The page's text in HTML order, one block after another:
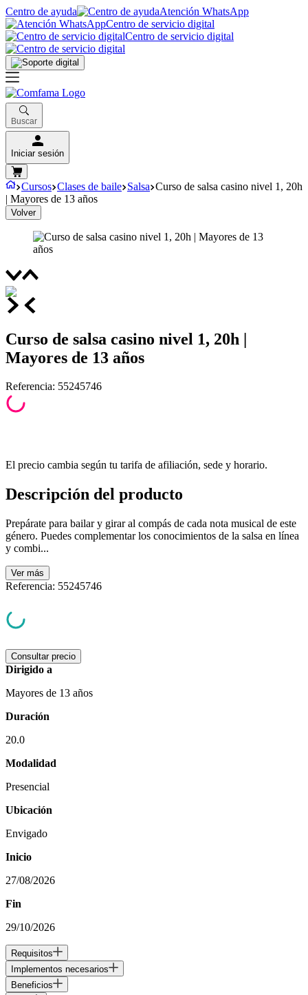
Centro de ayuda
Atención WhatsApp
Centro de servicio digital
Centro de servicio digital
Buscar
Iniciar sesión
Cursos Clases de baile Salsa Curso de salsa casino nivel 1, 20h
| Mayores de 13 años
Volver
Curso de salsa casino nivel 1, 20h |
Mayores de 13 años
Referencia: 55245746
El precio cambia según tu tarifa de afiliación, sede y horario.
Descripción del producto
Prepárate para bailar y girar al compás de cada nota musical de este
género. Puedes complementar los conocimientos de la salsa en línea
y combi...
Ver más
Referencia: 55245746
Consultar precio
Dirigido a
Mayores de 13 años
Duración
20.0
Modalidad
Presencial
Ubicación
Envigado
Inicio
27/08/2026
Fin
29/10/2026
Requisitos
Implementos necesarios
Beneficios